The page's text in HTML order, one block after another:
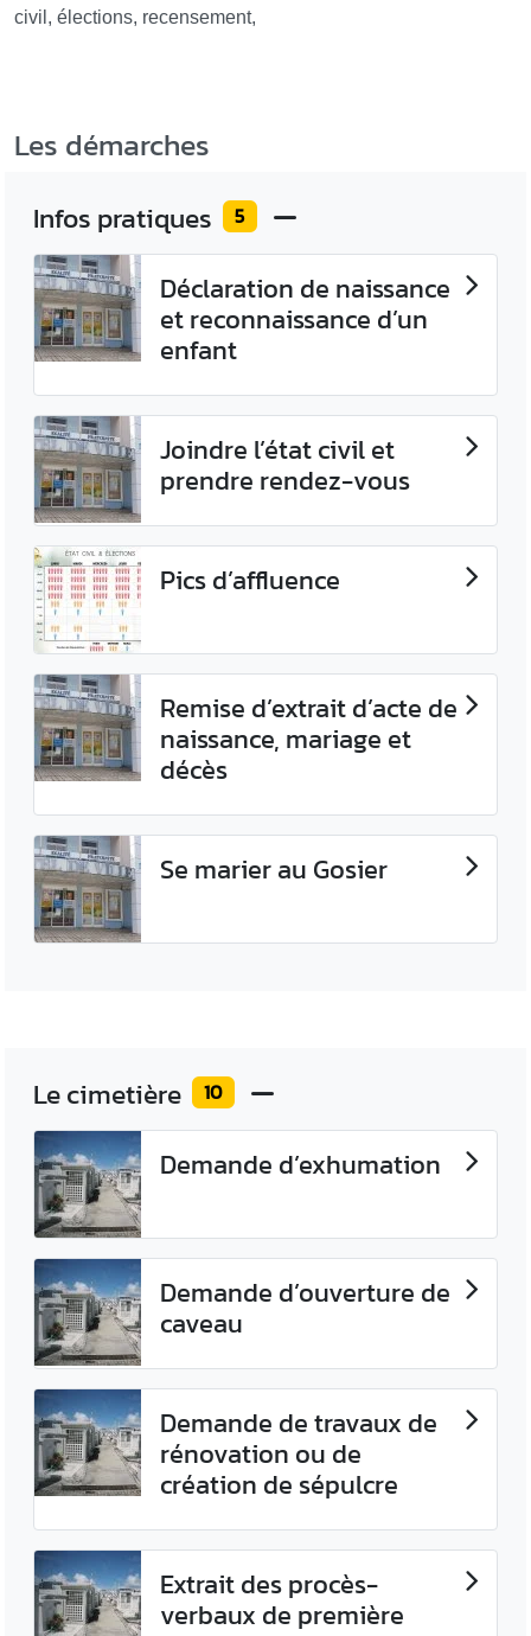
civil, élections, recensement,
Les démarches
Infos pratiques 5
Déclaration de naissance
et reconnaissance d’un
enfant
Joindre l’état civil et
prendre rendez-vous
Pics d’affluence
Remise d’extrait d’acte de
naissance, mariage et
décès
Se marier au Gosier
Le cimetière 10
Demande d’exhumation
Demande d’ouverture de
caveau
Demande de travaux de
rénovation ou de
création de sépulcre
Extrait des procès-
verbaux de première